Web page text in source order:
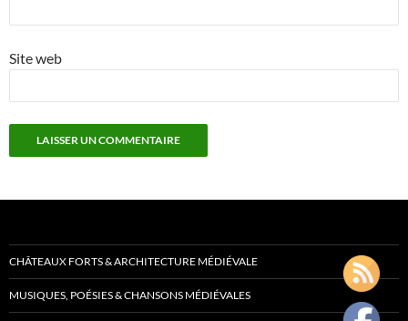
Site web
CHÂTEAUX FORTS & ARCHITECTURE MÉDIÉVALE
MUSIQUES, POÉSIES & CHANSONS MÉDIÉVALES